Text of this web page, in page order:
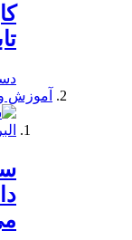
آموزش